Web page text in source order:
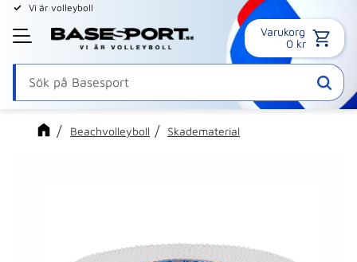
Meny
Vi är volleyboll
Varukorg
0 kr
Beachvolleyboll Skadematerial